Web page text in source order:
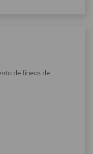
de líneas de